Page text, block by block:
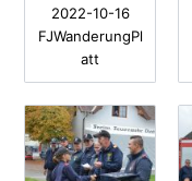
2022-10-16
FJWanderungPl
att